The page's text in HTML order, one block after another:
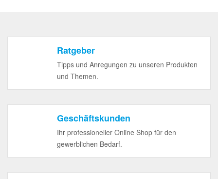
Ratgeber
Tipps und Anregungen zu unseren Produkten
und Themen.
Geschäftskunden
Ihr professioneller Online Shop für den
gewerblichen Bedarf.